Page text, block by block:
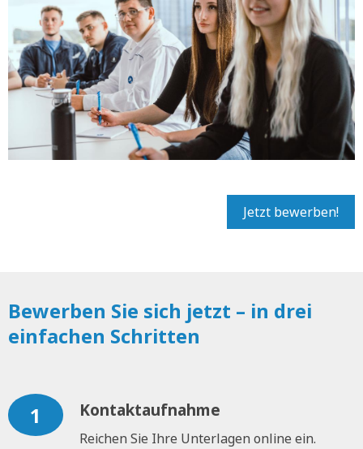
Jetzt bewerben!
Bewerben Sie sich jetzt – in drei
einfachen Schritten
1 Kontaktaufnahme
Reichen Sie Ihre Unterlagen online ein.